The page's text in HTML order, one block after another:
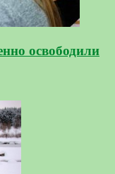
освободили